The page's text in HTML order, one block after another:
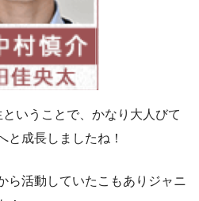
いうことで、かなり大人びて
と成長しましたね！
ら活動していたこもありジャニ